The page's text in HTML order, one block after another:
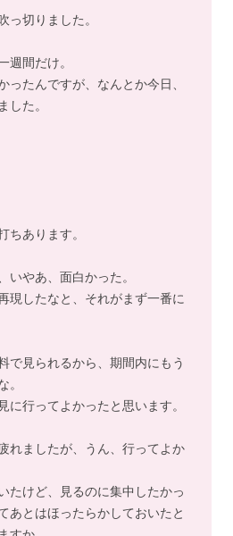
っ切りました。
週間だけ。
ったんですが、なんとか今日、
した。
ちあります。
いやあ、面白かった。
現したなと、それがまず一番に
で見られるから、期間内にもう
に行ってよかったと思います。
れましたが、うん、行ってよか
たけど、見るのに集中したかっ
あとはほったらかしておいたと